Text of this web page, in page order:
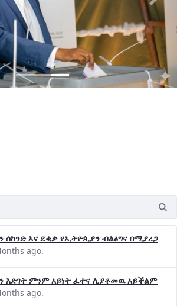
Next
ሰከንድ እና ደቂቃ የኢትዮጲያን ብልፅግና
ago.
እድገት ምንም አይነት ፈተና ሊያቆመዉ አይችልም"-
ago.